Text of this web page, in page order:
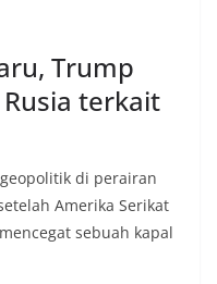
Trump
Rusia terkait
di perairan
Amerika Serikat
sebuah kapal